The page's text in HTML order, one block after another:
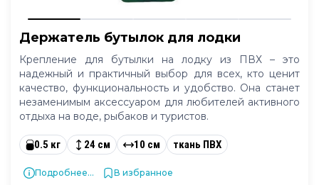
Держатель бутылок для лодки
Крепление для бутылки на лодку из ПВХ – это
надежный и практичный выбор для всех, кто ценит
качество, функциональность и удобство. Она станет
незаменимым аксессуаром для любителей активного
отдыха на воде, рыбаков и туристов.
0.5 кг 24 см 10 см ткань ПВХ
Подробнее... В избранное